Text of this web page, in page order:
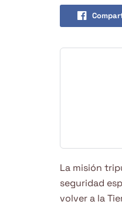
La misión
seguridad
volver a la